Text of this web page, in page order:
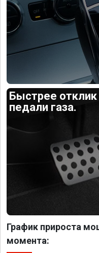
Быстрее отклик
педали газа.
График прироста
момента: